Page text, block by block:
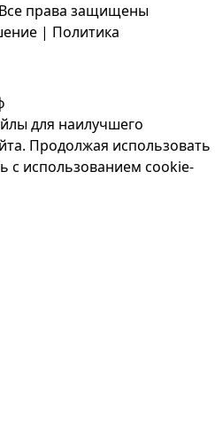
права защищены
| Политика
для наилучшего
Продолжая использовать
с использованием cookie-